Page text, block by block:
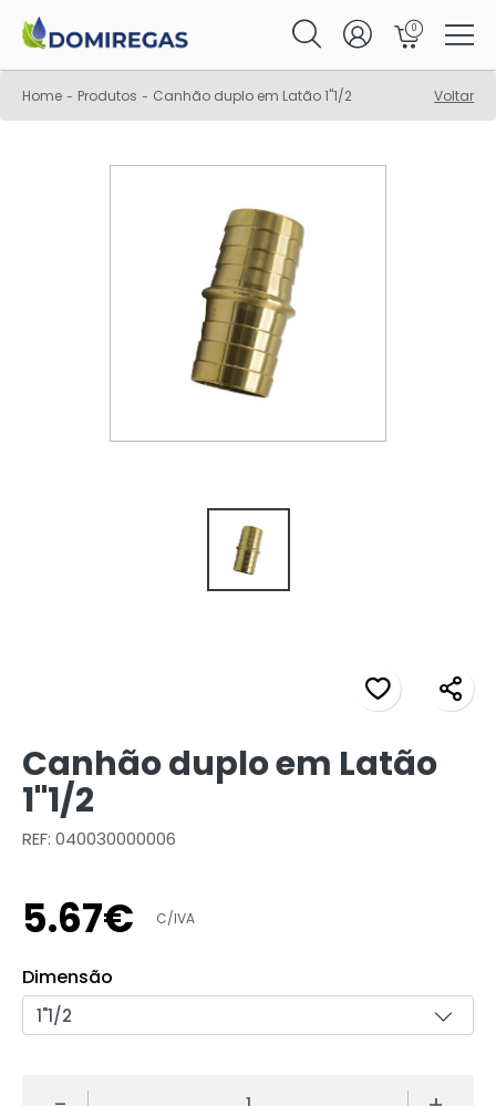
0
Home - Produtos - Canhão duplo em Latão 1"1/2 Voltar
Canhão duplo em Latão
1"1/2
REF: 040030000006
5.67€ C/IVA
Dimensão